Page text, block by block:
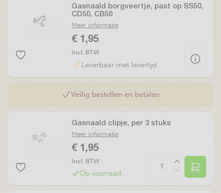
Gasnaald borgveertje, past op SS50,
CD50, CB50
Meer informatie
€ 1,95
Incl. BTW
Leverbaar met levertijd
Veilig bestellen en betalen
Gasnaald clipje, per 3 stuks
Meer informatie
€ 1,95
Incl. BTW
Op voorraad